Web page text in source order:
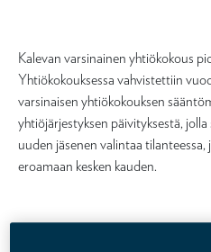
Kalevan varsinainen yhtiökokous
Yhtiökokouksessa vahvistettiin
varsinaisen yhtiökokouksen
yhtiöjärjestyksen päivityksestä,
uuden jäsenen valintaa
eroamaan kesken kauden.